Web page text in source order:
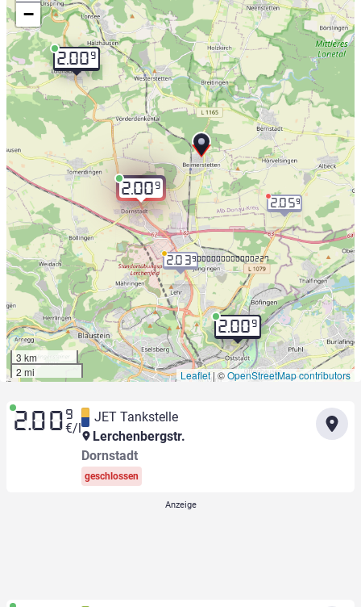
2.009
2.009
2.009
2.059
2.039.000000000000227
−
3 km
2 mi
Leaflet | ©OpenStreetMap contributors
2.00 9
€/l
JET Tankstelle
Lerchenbergstr.
Dornstadt
geschlossen